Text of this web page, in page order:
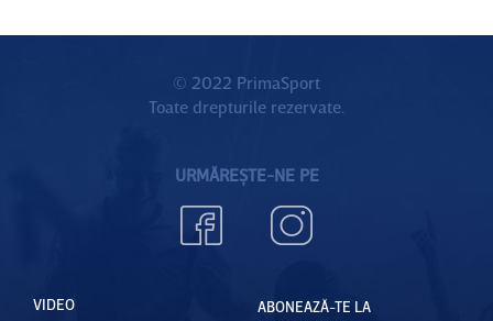
© 2022 PrimaSport
Toate drepturile rezervate.
URMĂREȘTE-NE PE
VIDEO
ABONEAZĂ-TE LA